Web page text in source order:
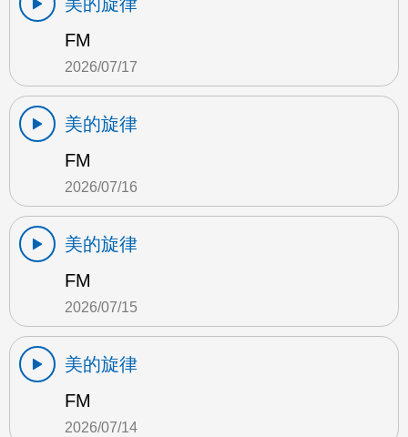
FM
2026/07/17
美的旋律
FM
2026/07/16
美的旋律
FM
2026/07/15
美的旋律
FM
2026/07/14